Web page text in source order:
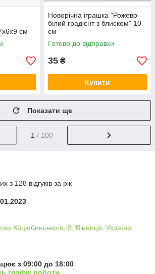
см
Новорічна іграшка "Рожево-
білий градієнт з блиском" 10
см
Готово до відправки
35 ₴
Купити
Показати ще
1 / 100
з 128 відгуків за рік
Коцюбинського, 9, Вінниця, Україна
з 09:00 до 18:00
графік роботи